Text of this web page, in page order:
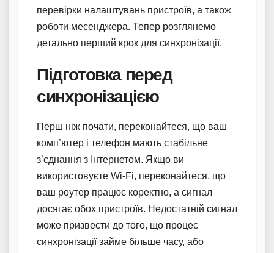
перевірки налаштувань пристроїв, а також
роботи месенджера. Тепер розглянемо
детально перший крок для синхронізації.
Підготовка перед
синхронізацією
Перш ніж почати, переконайтеся, що ваш
комп’ютер і телефон мають стабільне
з’єднання з Інтернетом. Якщо ви
використовуєте Wi-Fi, переконайтеся, що
ваш роутер працює коректно, а сигнал
досягає обох пристроїв. Недостатній сигнал
може призвести до того, що процес
синхронізації займе більше часу, або